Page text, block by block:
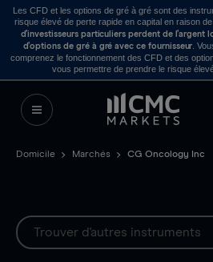
Les CFD et les options de gré à gré sont des
risque élevé de perte rapide en capital en raison de
d’investisseurs particuliers perdent de l’argent
d’options de gré à gré avec ce fournisseur .
comprenez le fonctionnement des CFD et des
vous permettre de prendre le risque
Domicile Marchés CG Oncology Inc